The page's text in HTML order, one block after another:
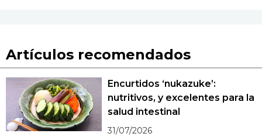
Artículos recomendados
Encurtidos ‘nukazuke’:
nutritivos, y excelentes para la
salud intestinal
31/07/2026